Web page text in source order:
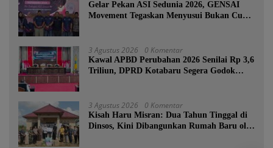
Gelar Pekan ASI Sedunia 2026, GENSAI
Movement Tegaskan Menyusui Bukan Cuma
3 Agustus 2026 0 Komentar
Kawal APBD Perubahan 2026 Senilai Rp 3,6
Triliun, DPRD Kotabaru Segera Godok
3 Agustus 2026 0 Komentar
Kisah Haru Misran: Dua Tahun Tinggal di
Dinsos, Kini Dibangunkan Rumah Baru oleh